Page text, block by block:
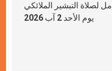
لصلاة التبشير الملائكي
يوم الأحد 2 آب 2026